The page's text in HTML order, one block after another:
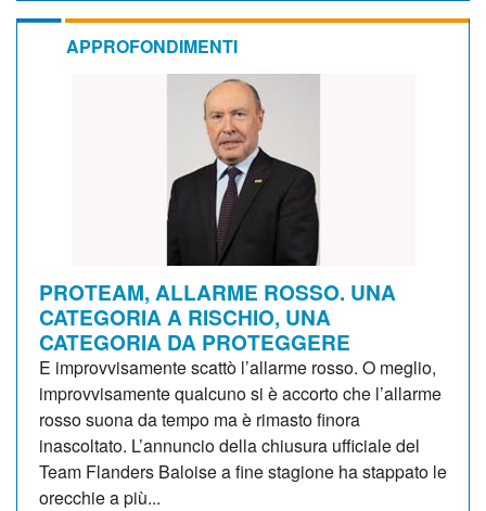
APPROFONDIMENTI
PROTEAM, ALLARME ROSSO. UNA
CATEGORIA A RISCHIO, UNA
CATEGORIA DA PROTEGGERE
E improvvisamente scattò l’allarme rosso. O meglio,
improvvisamente qualcuno si è accorto che l’allarme
rosso suona da tempo ma è rimasto finora
inascoltato. L’annuncio della chiusura ufficiale del
Team Flanders Baloise a fine stagione ha stappato le
orecchie a più...